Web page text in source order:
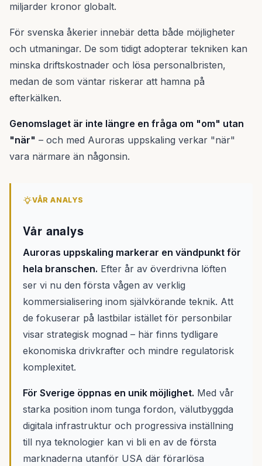
miljarder kronor globalt.
För svenska åkerier innebär detta både möjligheter
och utmaningar. De som tidigt adopterar tekniken kan
minska driftskostnader och lösa personalbristen,
medan de som väntar riskerar att hamna på
efterkälken.
Genomslaget är inte längre en fråga om "om" utan
"när" – och med Auroras uppskaling verkar "när"
vara närmare än någonsin.
VÅR ANALYS
Vår analys
Auroras uppskaling markerar en vändpunkt för
hela branschen. Efter år av överdrivna löften
ser vi nu den första vågen av verklig
kommersialisering inom självkörande teknik. Att
de fokuserar på lastbilar istället för personbilar
visar strategisk mognad – här finns tydligare
ekonomiska drivkrafter och mindre regulatorisk
komplexitet.
För Sverige öppnas en unik möjlighet. Med vår
starka position inom tunga fordon, välutbyggda
digitala infrastruktur och progressiva inställning
till nya teknologier kan vi bli en av de första
marknaderna utanför USA där förarlösa